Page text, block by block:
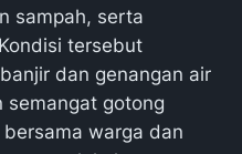
sampah, serta
tersebut
dan genangan air
semangat gotong
warga dan